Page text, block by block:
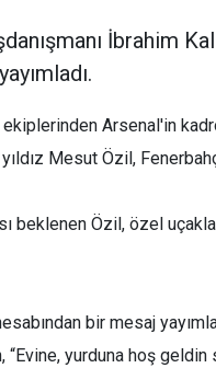
İbrahim
Arsenal'in
Mesut Özil,
beklenen Özil, özel
bir mesaj
“Evine, yurduna hoş